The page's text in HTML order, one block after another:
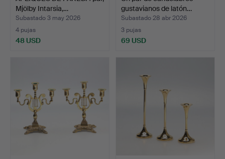
Mjölby Intarsia,…
Subastado 3 may 2026
4 pujas
48 USD
gustavianos de latón…
Subastado 28 abr 2026
3 pujas
69 USD